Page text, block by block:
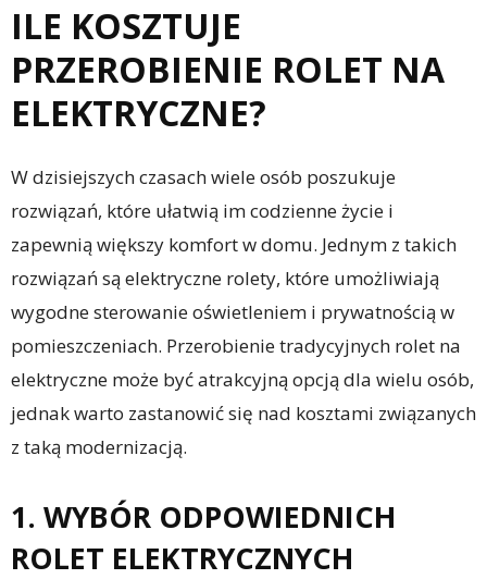
ILE KOSZTUJE
PRZEROBIENIE ROLET NA
ELEKTRYCZNE?
W dzisiejszych czasach wiele osób poszukuje
rozwiązań, które ułatwią im codzienne życie i
zapewnią większy komfort w domu. Jednym z takich
rozwiązań są elektryczne rolety, które umożliwiają
wygodne sterowanie oświetleniem i prywatnością w
pomieszczeniach. Przerobienie tradycyjnych rolet na
elektryczne może być atrakcyjną opcją dla wielu osób,
jednak warto zastanowić się nad kosztami związanych
z taką modernizacją.
1. WYBÓR ODPOWIEDNICH
ROLET ELEKTRYCZNYCH